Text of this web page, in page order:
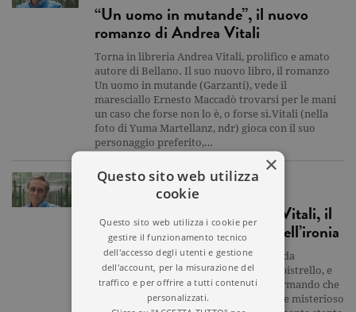
“Un uomo in mutande”, il nuovo
romanzo di Andrea Vitali
Torna in libreria Andrea Vitali, prolifico e amato
autore di Bellano. Il suo nuovo libro, il romanzo
Un uomo in mutande (Garzanti), vede il
maresciallo Ernesto Maccadò trovarsi per le mani
un caso che forse non lo è, o forse sì.Vitali (nella
foto di Yuma Martellanz, ndr) gioca con il suo
personaggio preferito,…
STORIE
Lo scrittore-medico Andrea Vitali, il
Coronavirus e l’importanza dell’ironia
C’è chi afferma che la colpa di tutto sia da
attribuire a uno che ha mangiato un pipistrello, e
buon appetito! Gli ribatte un altro affermando che
il virus in oggetto è scappato da qualche misterioso
×
Questo sito web utilizza
cookie
Questo sito web utilizza i cookie per
gestire il funzionamento tecnico
dell'accesso degli utenti e gestione
dell'account, per la misurazione del
traffico e per offrire a tutti contenuti
personalizzati.